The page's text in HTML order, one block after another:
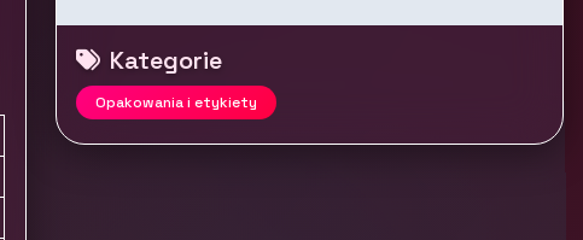
Kategorie
Opakowania i etykiety